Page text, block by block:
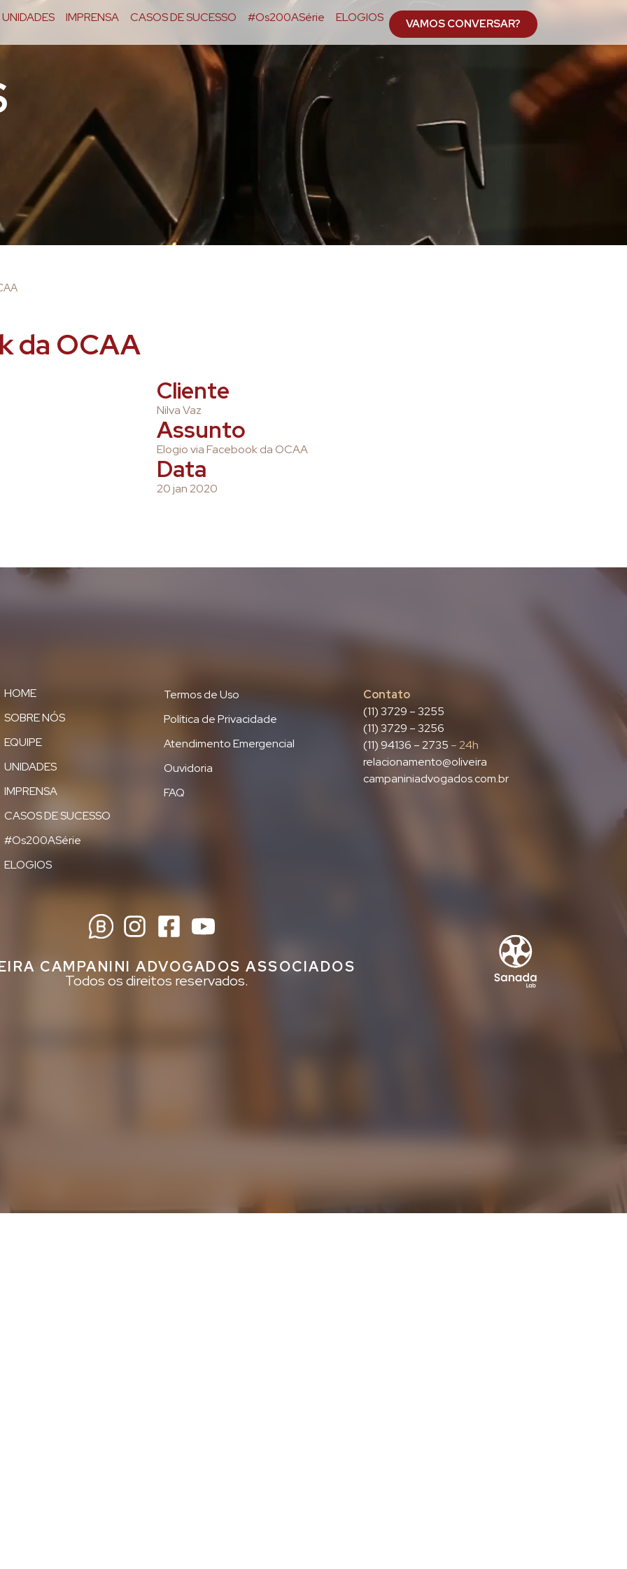
UNIDADES IMPRENSA CASOS DE SUCESSO #Os200ASérie ELOGIOS VAMOS CONVERSAR?
da OCAA
Cliente
Nilva Vaz
Assunto
Elogio via Facebook da OCAA
Data
20 jan 2020
HOME
SOBRE NÓS
EQUIPE
UNIDADES
IMPRENSA
CASOS DE SUCESSO
#Os200ASérie
ELOGIOS
Termos de Uso
Política de Privacidade
Atendimento Emergencial
Ouvidoria
FAQ
Contato
(11) 3729 – 3255
(11) 3729 – 3256
(11) 94136 – 2735 – 24h
relacionamento@oliveira
campaniniadvogados.com.br
CAMPANINI ADVOGADOS ASSOCIADOS
Todos os direitos reservados.